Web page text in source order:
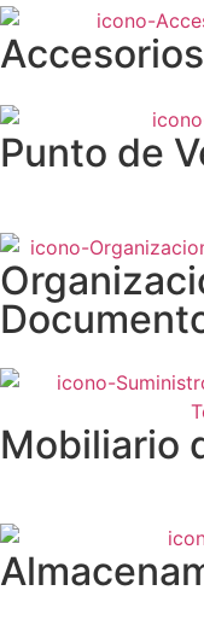
Punto de
Mobiliario